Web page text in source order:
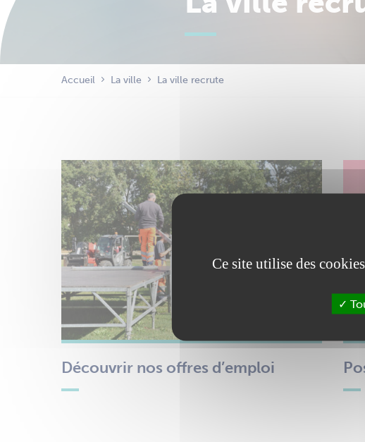
Accueil La ville La ville recrute
Découvrir nos offres d’emploi
Ce site utilise des